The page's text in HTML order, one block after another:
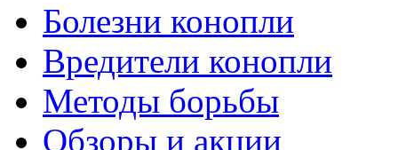
Болезни конопли
Вредители конопли
Методы борьбы
Обзоры и акции